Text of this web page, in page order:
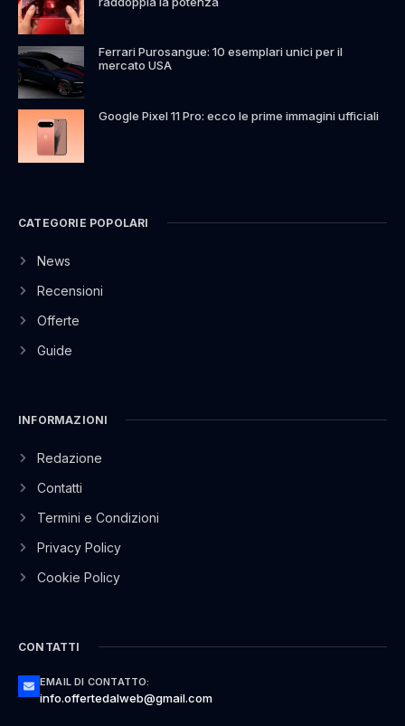
Ferrari Purosangue: 10 esemplari unici per il
mercato USA
Google Pixel 11 Pro: ecco le prime immagini ufficiali
CATEGORIE POPOLARI
News
Recensioni
Offerte
Guide
INFORMAZIONI
Redazione
Contatti
Termini e Condizioni
Privacy Policy
Cookie Policy
CONTATTI
EMAIL DI CONTATTO:
info.offertedalweb@gmail.com